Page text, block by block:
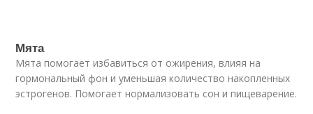
Мята
Мята помогает избавиться от ожирения, влияя на
гормональный фон и уменьшая количество накопленных
эстрогенов. Помогает нормализовать сон и пищеварение.